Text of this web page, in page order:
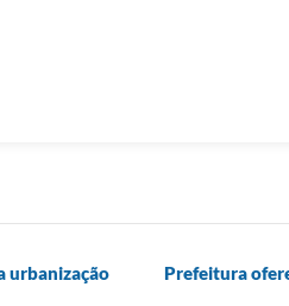
urbanização
Prefeitura